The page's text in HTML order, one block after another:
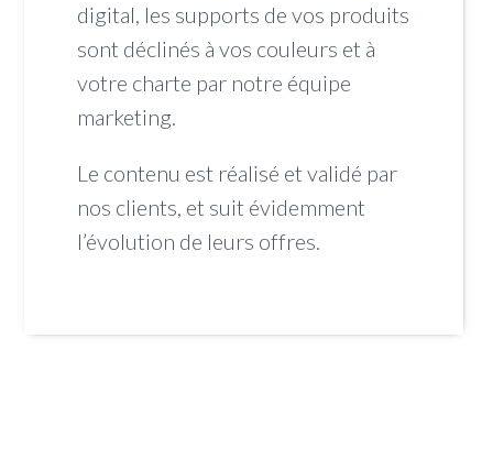
digital, les supports de vos produits
sont déclinés à vos couleurs et à
votre charte par notre équipe
marketing.
Le contenu est réalisé et validé par
nos clients, et suit évidemment
l’évolution de leurs offres.